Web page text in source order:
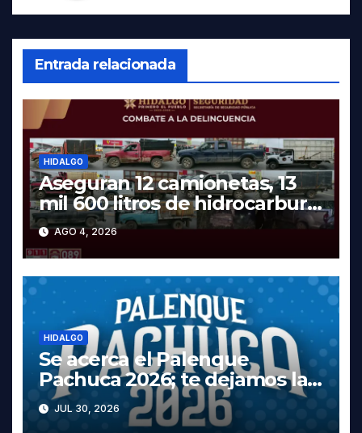
Entrada relacionada
HIDALGO
Aseguran 12 camionetas, 13
mil 600 litros de hidrocarburo
y dos vehículos robados en
Tula
AGO 4, 2026
HIDALGO
Se acerca el Palenque
Pachuca 2026; te dejamos la
cartelera completa, las fechas
y los precios
JUL 30, 2026